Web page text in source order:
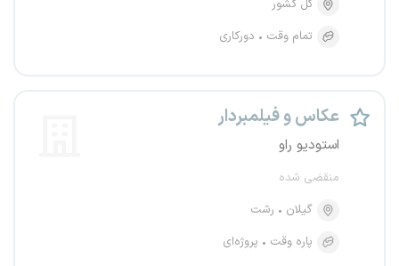
کل کشور
تمام وقت
دورکاری
عکاس و فیلمبردار
استودیو راو
منقضی شده
گیلان
رشت
پاره وقت
پروژه‌ای